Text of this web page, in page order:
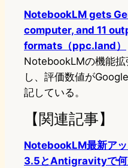
NotebookLM gets
computer, and 11
formats（ppc.land）
NotebookLMの機能
し、評価数値が
記している。
【関連記事】
NotebookLM最新ア
3.5とAntigravityで何